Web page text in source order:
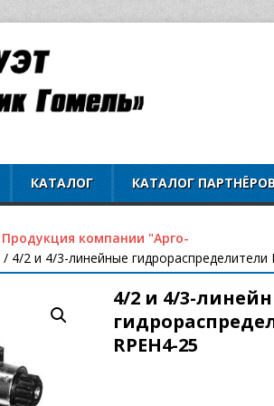
КАТАЛОГ КАТАЛОГ
Продукция компании "Арго-
/ 4/2 и 4/3-линейные гидрораспределители
4/2 и 4/3-
RPEH4-25